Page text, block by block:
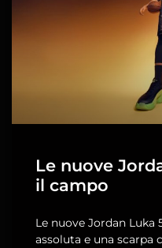
Le nuove
il campo
Le nuove Jordan
assoluta e una scarpa